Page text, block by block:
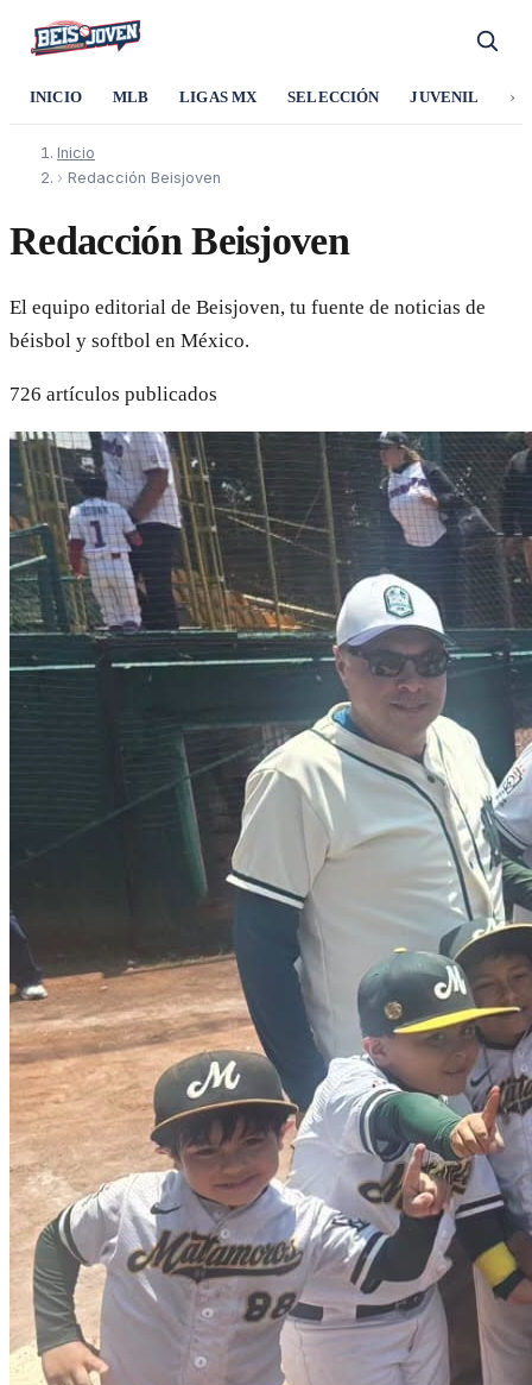
INICIO MLB LIGAS MX SELECCIÓN JUVENIL ›
Inicio
› Redacción Beisjoven
Redacción Beisjoven
El equipo editorial de Beisjoven, tu fuente de noticias de
béisbol y softbol en México.
726 artículos publicados